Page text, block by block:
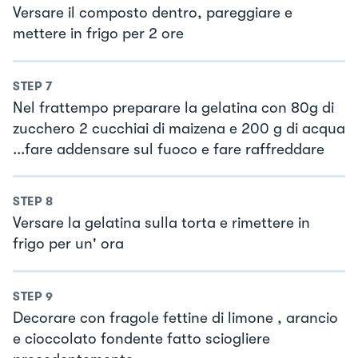
Versare il composto dentro, pareggiare e
mettere in frigo per 2 ore
STEP 7
Nel frattempo preparare la gelatina con 80g di
zucchero 2 cucchiai di maizena e 200 g di acqua
...fare addensare sul fuoco e fare raffreddare
STEP 8
Versare la gelatina sulla torta e rimettere in
frigo per un' ora
STEP 9
Decorare con fragole fettine di limone , arancio
e cioccolato fondente fatto sciogliere